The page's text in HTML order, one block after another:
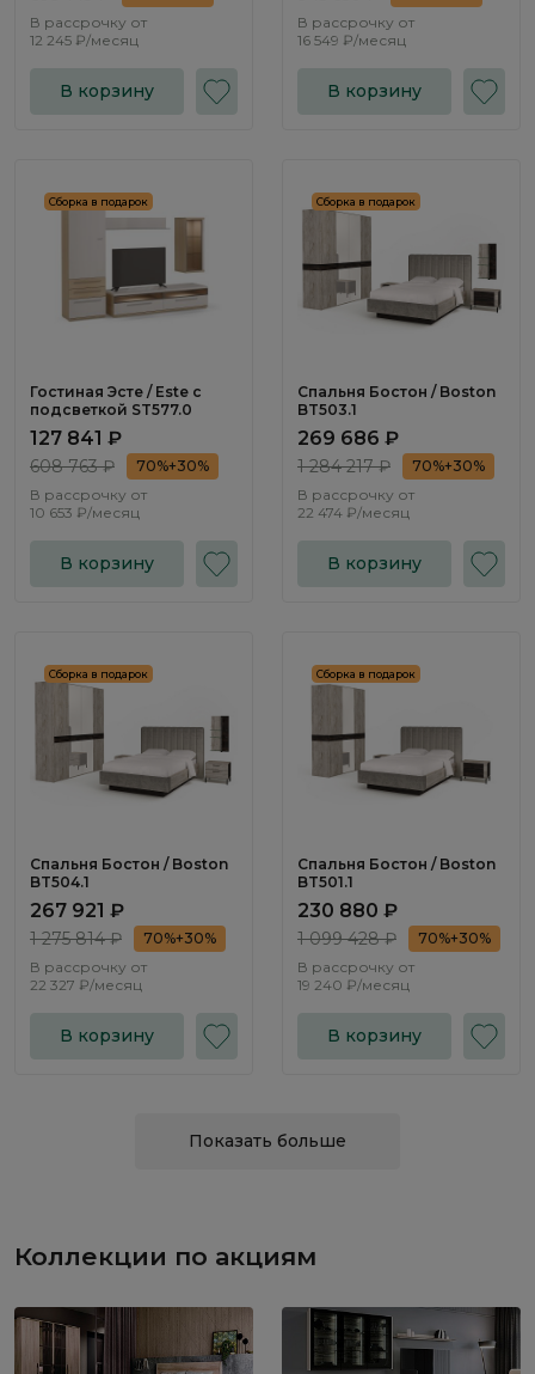
В рассрочку от
12 245 ₽/месяц
В корзину
В рассрочку от
16 549 ₽/месяц
В корзину
Сборка в подарок
Гостиная Эсте / Este с
подсветкой ST577.0
127 841 ₽
608 763 ₽
70%+30%
В рассрочку от
10 653 ₽/месяц
В корзину
Сборка в подарок
Спальня Бостон / Boston
BT503.1
269 686 ₽
1 284 217 ₽
70%+30%
В рассрочку от
22 474 ₽/месяц
В корзину
Сборка в подарок
Спальня Бостон / Boston
BT504.1
267 921 ₽
1 275 814 ₽
70%+30%
В рассрочку от
22 327 ₽/месяц
В корзину
Сборка в подарок
Спальня Бостон / Boston
BT501.1
230 880 ₽
1 099 428 ₽
70%+30%
В рассрочку от
19 240 ₽/месяц
В корзину
Показать больше
Коллекции по акциям